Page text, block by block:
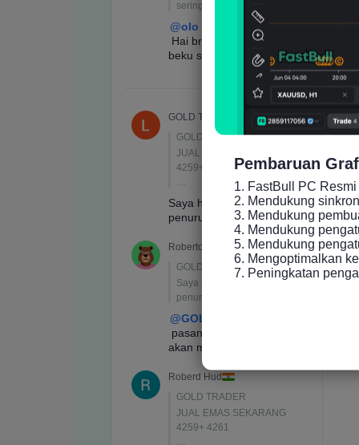
Pembaruan
1. FastBull PC
2. Mendukung
3. Mendukung
4. Mendukung
5. Mendukung
6. Mengoptimalkan
7. Peningkatan